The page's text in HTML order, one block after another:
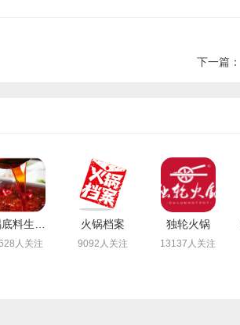
下一篇：
人关注
火锅档案
9092人关注
独轮火锅
13137人关注